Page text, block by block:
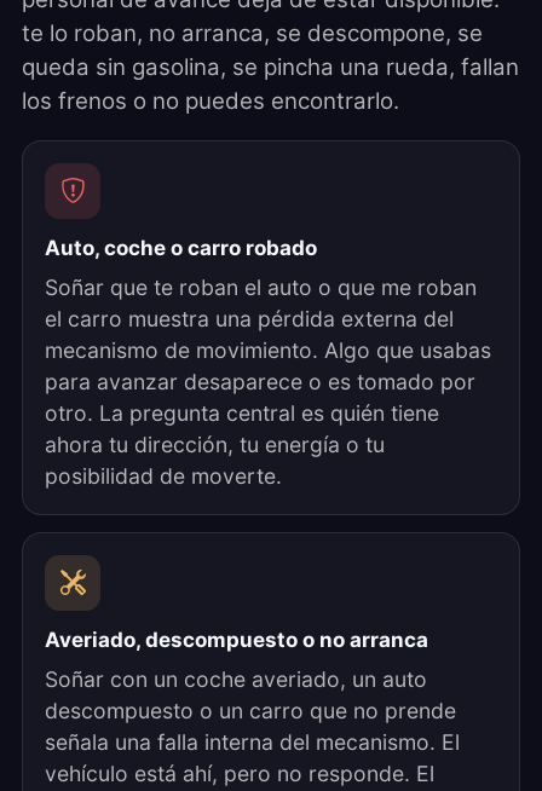
te lo roban, no arranca, se descompone, se
queda sin gasolina, se pincha una rueda, fallan
los frenos o no puedes encontrarlo.
Auto, coche o carro robado
Soñar que te roban el auto o que me roban
el carro muestra una pérdida externa del
mecanismo de movimiento. Algo que usabas
para avanzar desaparece o es tomado por
otro. La pregunta central es quién tiene
ahora tu dirección, tu energía o tu
posibilidad de moverte.
Averiado, descompuesto o no arranca
Soñar con un coche averiado, un auto
descompuesto o un carro que no prende
señala una falla interna del mecanismo. El
vehículo está ahí, pero no responde. El